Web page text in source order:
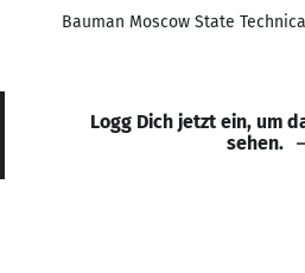
Bauman Moscow State
Logg Dich jetzt ein, um
sehen.